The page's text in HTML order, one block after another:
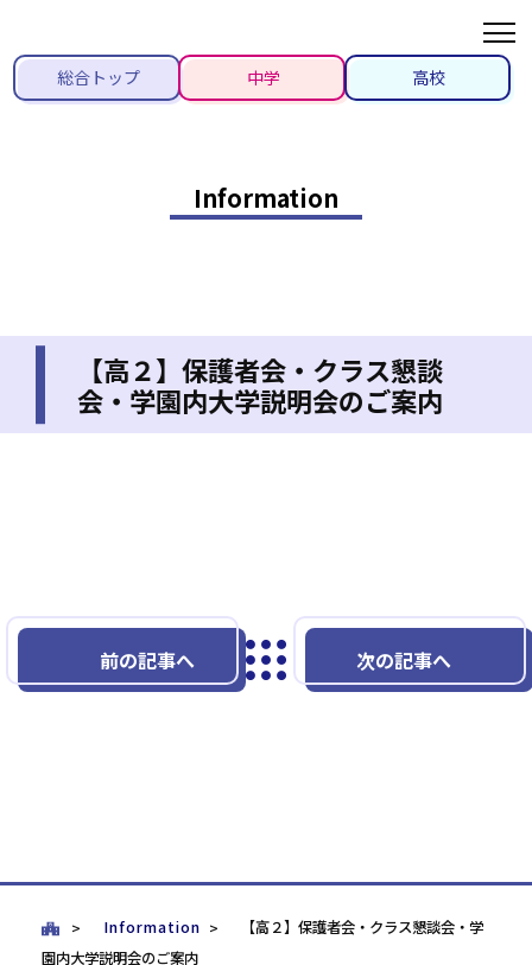
総合トップ 中学 高校
Information
【高２】保護者会・クラス懇談
会・学園内大学説明会のご案内
前の記事へ 次の記事へ
Information
【高２】保護者会・クラス懇談会・学
園内大学説明会のご案内